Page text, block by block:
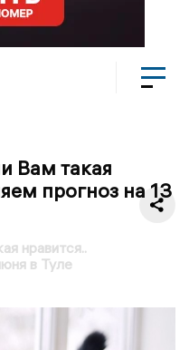
Вам такая
прогноз на 13
нравится..
в Туле